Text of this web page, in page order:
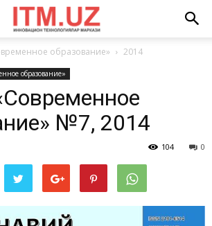
образование» 2014
образование»
№7, 2014
0
104